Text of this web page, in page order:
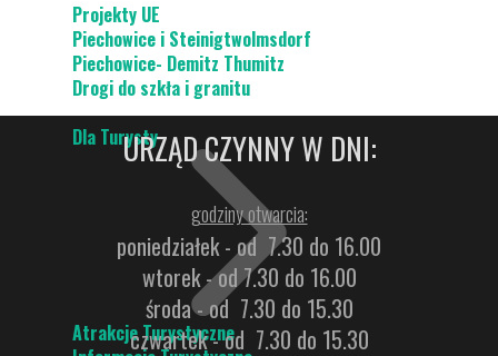
Projekty UE
Piechowice i Steinigtwolmsdorf
Piechowice- Demitz Thumitz
Drogi do szkła i granitu
Dla Turysty
Atrakcje Turystyczne
URZĄD CZYNNY W DNI:
godziny otwarcia:
poniedziałek - od 7.30 do 16.00
wtorek - od 7.30 do 16.00
środa - od 7.30 do 15.30
czwartek - od 7.30 do 15.30